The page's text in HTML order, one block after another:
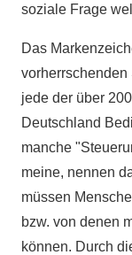
soziale Frage
Das
jede der über
Deutschland
manche
meine, nennen
müssen
bzw. von denen
können. Durch